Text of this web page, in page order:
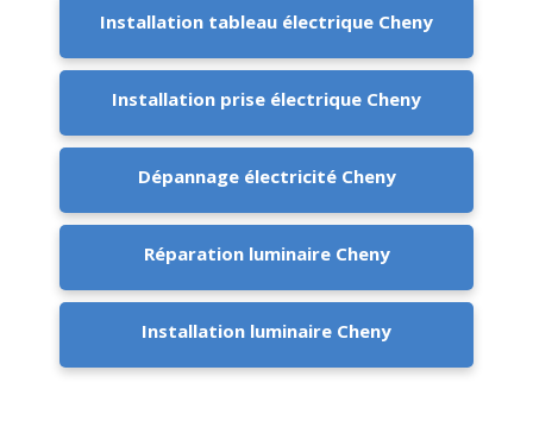
Installation tableau électrique Cheny
Installation prise électrique Cheny
Dépannage électricité Cheny
Réparation luminaire Cheny
Installation luminaire Cheny